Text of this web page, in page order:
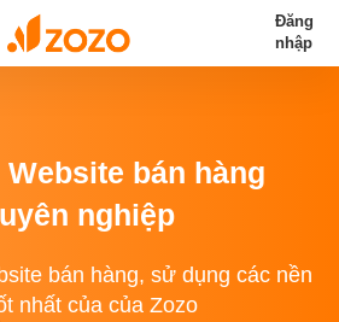
Đăng
nhập
Website bán hàng
nghiệp
bán hàng, sử dụng các nền
nhất của của Zozo